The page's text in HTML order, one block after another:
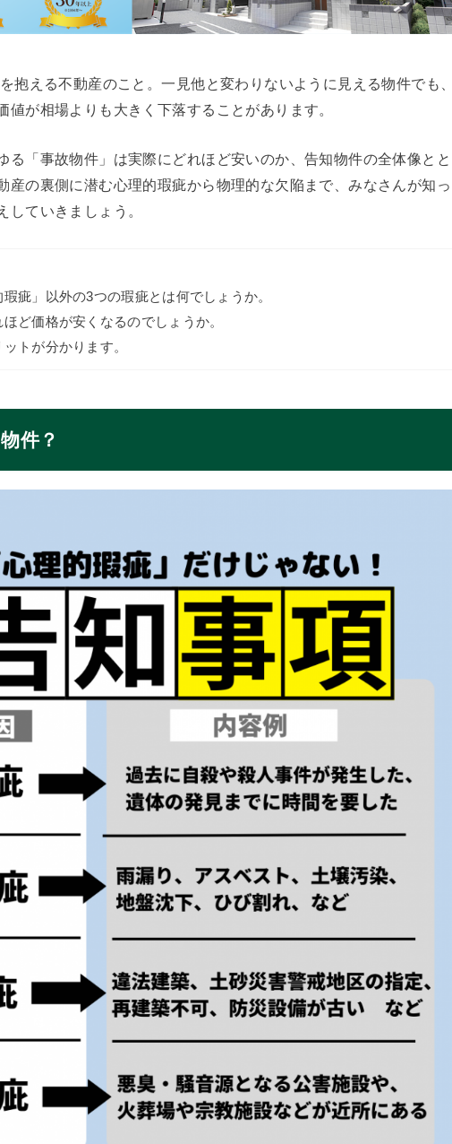
抱える不動産のこと。一見他と変わりないように見える物件でも、
値が相場よりも大きく下落することがあります。
る「事故物件」は実際にどれほど安いのか、告知物件の全体像とと
産の裏側に潜む心理的瑕疵から物理的な欠陥まで、みなさんが知っ
していきましょう。
疵」以外の3つの瑕疵とは何でしょうか。
ど価格が安くなるのでしょうか。
トが分かります。
件？